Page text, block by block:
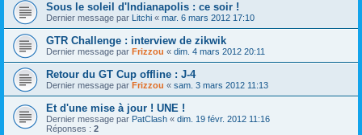
Sous le soleil d'Indianapolis : ce soir !
Dernier message par Litchi « mar. 6 mars 2012 17:10
GTR Challenge : interview de zikwik
Dernier message par Frizzou « dim. 4 mars 2012 20:11
Retour du GT Cup offline : J-4
Dernier message par Frizzou « sam. 3 mars 2012 11:13
Et d'une mise à jour ! UNE !
Dernier message par PatClash « dim. 19 févr. 2012 11:16
Réponses : 2